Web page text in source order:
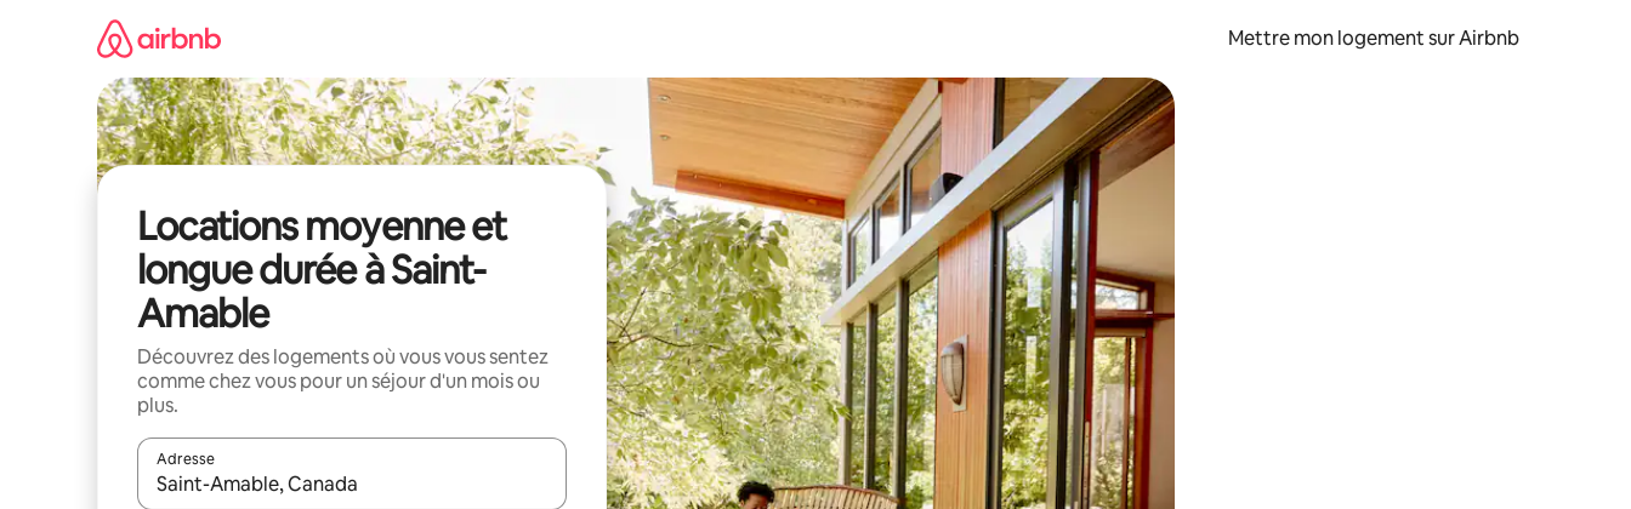
Mettre mon logement sur Airbnb
Locations moyenne et
longue durée à Saint-
Amable
Découvrez des logements où vous vous sentez
comme chez vous pour un séjour d'un mois ou
plus.
Adresse
Lorsque les résultats s'affichent, utilisez les flèches vers le haut et vers le bas pour les parcourir ou en appuyant et en faisant glisser.